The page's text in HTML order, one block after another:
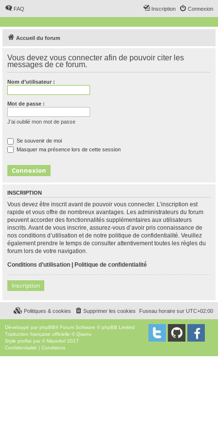
FAQ Connexion
Inscription
Accueil du forum
Vous devez vous connecter afin de pouvoir citer les
messages de ce forum.
Nom d’utilisateur :
Mot de passe :
J’ai oublié mon mot de passe
Se souvenir de moi
Masquer ma présence lors de cette session
INSCRIPTION
Vous devez être inscrit avant de pouvoir vous connecter. L’inscription est
rapide et vous offre de nombreux avantages. Les administrateurs du forum
peuvent accorder des fonctionnalités supplémentaires aux utilisateurs
inscrits. Avant de vous inscrire, assurez-vous d’avoir pris connaissance de
nos conditions d’utilisation et de notre politique de confidentialité. Veuillez
également prendre le temps de consulter attentivement toutes les règles du
forum lors de votre navigation.
Conditions d’utilisation | Politique de confidentialité
Inscription
Fuseau horaire sur UTC+02:00
Supprimer les cookies
Politiques & cookies
Développé par phpBB® Forum Software © phpBB Limited
Traduction française officielle ©Qiaeru
Style proflat par © Mazeltof 2017
Confidentialité | Conditions